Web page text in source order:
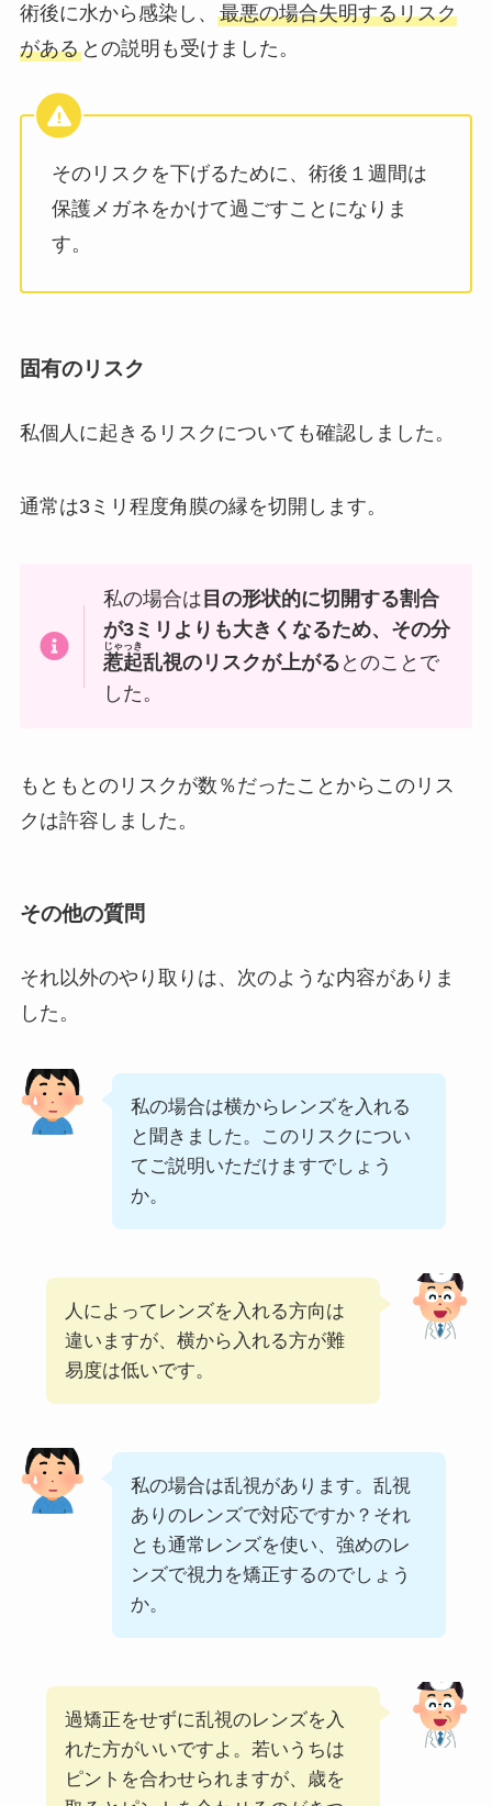
術後に水から感染し、 最悪の場合失明するリスク
があるとの説明も受けました。
そのリスクを下げるために、術後１週間は
保護メガネをかけて過ごすことになりま
す。
固有のリスク
私個人に起きるリスクについても確認しました。
通常は3ミリ程度角膜の縁を切開します。
私の場合は 目の形状的に切開する割合
が3ミリよりも大きくなるため、その分
惹起
じゃっき
乱視のリスクが上がる とのことで
した。
もともとのリスクが数％だったことからこのリス
クは許容しました。
その他の質問
それ以外のやり取りは、次のような内容がありま
した。
私の場合は横からレンズを入れる
と聞きました。このリスクについ
てご説明いただけますでしょう
か。
人によってレンズを入れる方向は
違いますが、横から入れる方が難
易度は低いです。
私の場合は乱視があります。乱視
ありのレンズで対応ですか？それ
とも通常レンズを使い、強めのレ
ンズで視力を矯正するのでしょう
か。
過矯正をせずに乱視のレンズを入
れた方がいいですよ。若いうちは
ピントを合わせられますが、歳を